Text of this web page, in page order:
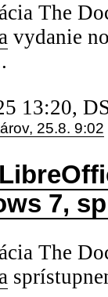
The
vydanie
13:20,
25.8. 9:02
7,
The